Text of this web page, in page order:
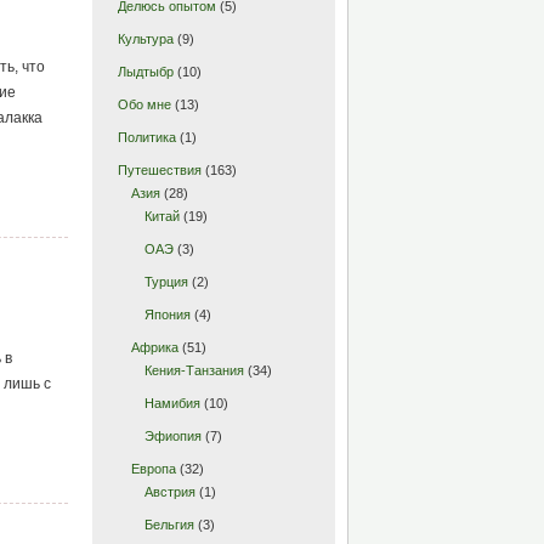
что
в
лишь с
Делюсь опытом (5)
Культура(9)
Лыдтыбр(10)
Обо мне(13)
Политика(1)
Путешествия(163)
Азия(28)
Китай(19)
ОАЭ(3)
Турция(2)
Япония(4)
Африка(51)
Кения-Танзания(34)
Намибия(10)
Эфиопия(7)
Европа(32)
Австрия(1)
Бельгия(3)